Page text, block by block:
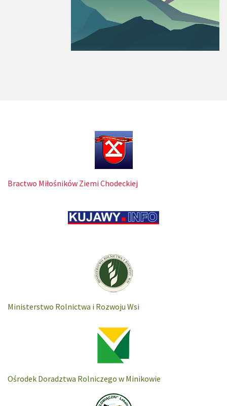
Bractwo Miłośników Ziemi Chodeckiej
Ministerstwo Rolnictwa i Rozwoju Wsi
Ośrodek Doradztwa Rolniczego w Minikowie